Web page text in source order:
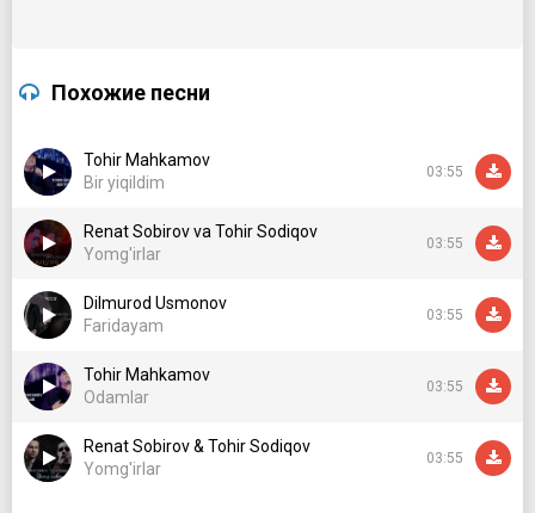
Похожие песни
Tohir Mahkamov
Bir yiqildim
03:55
Renat Sobirov va Tohir Sodiqov
Yomg'irlar
03:55
Dilmurod Usmonov
Faridayam
03:55
Tohir Mahkamov
Odamlar
03:55
Renat Sobirov & Tohir Sodiqov
Yomg'irlar
03:55